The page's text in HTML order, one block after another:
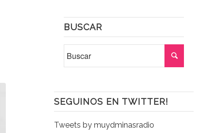
BUSCAR
SEGUINOS EN TWITTER!
Tweets by muydminasradio